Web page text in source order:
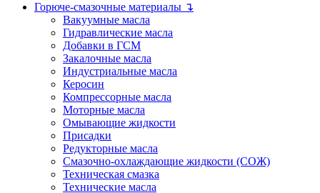
Горюче-смазочные материалы ↴
Вакуумные масла
Гидравлические масла
Добавки в ГСМ
Закалочные масла
Индустриальные масла
Керосин
Компрессорные масла
Моторные масла
Омывающие жидкости
Присадки
Редукторные масла
Смазочно-охлаждающие жидкости (СОЖ)
Техническая смазка
Технические масла